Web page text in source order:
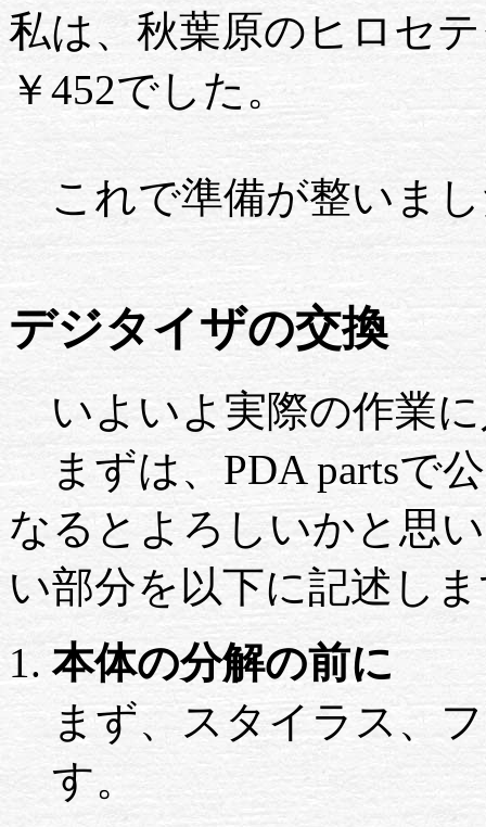
私は、秋葉原のヒロセ
￥452でした。
これで準備が整いま
デジタイザの交換
いよいよ実際の作業
まずは、PDA partsで
なるとよろしいかと思
い部分を以下に記述し
本体の分解の前に
まず、スタイラス、
す。